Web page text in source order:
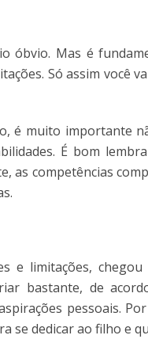
óbvio. Mas é
Só assim você
é muito importante
É bom
as competências
e limitações,
bastante, de
pessoais.
se dedicar ao filho e